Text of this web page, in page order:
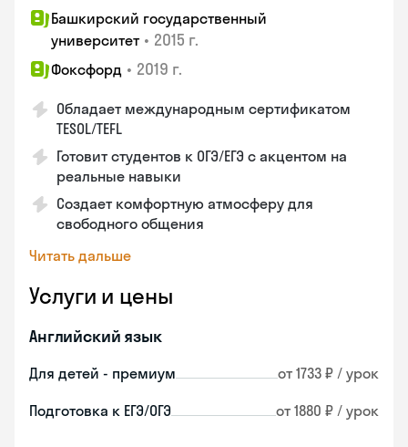
Башкирский государственный
университет • 2015 г.
Фоксфорд • 2019 г.
Обладает международным сертификатом
TESOL/TEFL
Готовит студентов к ОГЭ/ЕГЭ с акцентом на
реальные навыки
Создает комфортную атмосферу для
свободного общения
Читать дальше
Услуги и цены
Английский язык
Для детей - премиум от 1733 ₽ / урок
Подготовка к ЕГЭ/ОГЭ от 1880 ₽ / урок